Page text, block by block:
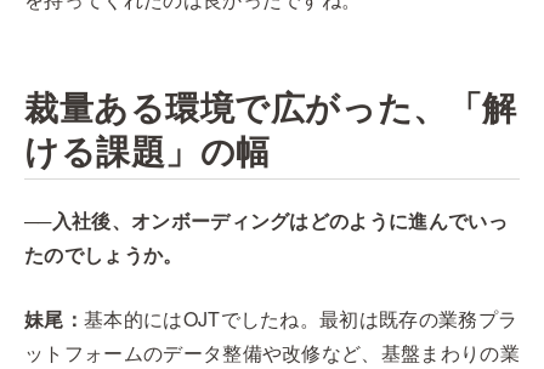
裁量ある環境で広がった、「解
ける課題」の幅
──入社後、オンボーディングはどのように進んでいっ
たのでしょうか。
妹尾： 基本的にはOJTでしたね。最初は既存の業務プラ
ットフォームのデータ整備や改修など、基盤まわりの業